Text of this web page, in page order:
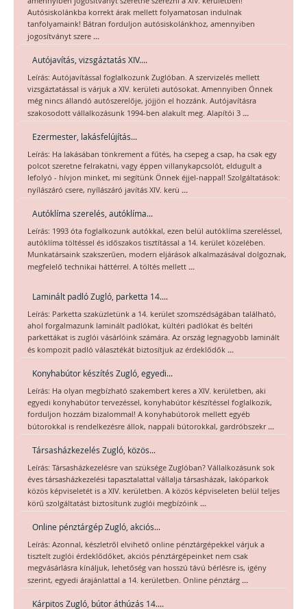
Autósiskolánkba korrekt árak mellett folyamatosan indulnak
tanfolyamaink! Bátran forduljon autósiskolánkhoz, amennyiben
jogosítványt szere ...
Autójavítás, vizsgáztatás XIV....
Leírás: Autójavítással foglalkozunk Zuglóban. A szervizelés mellett
vizsgáztatással is várjuk a XIV. kerületi autósokat. Amennyiben Önnek
még nincs állandó autószerelője, jöjjön el hozzánk. Autójavításra
szakosodott vállalkozásunk 1994-ben alakult meg. Alapítói 3 ...
Ezermester, lakásfelújítás...
Leírás: Ha lakásában tönkrement a fűtés, ha csepeg a csap, ha csak egy
polcot szeretne felrakatni, vagy éppen villanykapcsolót, eldugult a
lefolyó - hívjon minket, mi segítünk Önnek éjjel-nappal! Szolgáltatások:
nyílászáró csere, nyílászáró javítás XIV. kerü ...
Autóklíma szerelés, autóklíma...
Leírás: 1993 óta foglalkozunk autókkal, ezen belül autóklíma szereléssel,
autóklíma töltéssel és időszakos tisztítással a 14. kerület közelében.
Munkatársaink szakszerűen, modern eljárások alkalmazásával dolgoznak,
megfelelő technikai háttérrel. A töltés mellett ...
Laminált padló Zugló, parketta 14....
Leírás: Parketta szaküzletünk a 14. kerület szomszédságában található,
ahol forgalmazunk laminált padlókat, kültéri padlókat és beltéri
parkettákat is zuglói vásárlóink számára. Az ország legnagyobb laminált
és kompozit padló választékát biztosítjuk az érdeklődők ...
Konyhabútor készítés Zugló, egyedi...
Leírás: Ha olyan megbízható szakembert keres a XIV. kerületben, aki
egyedi konyhabútor tervezéssel, konyhabútor készítéssel foglalkozik,
forduljon hozzám bizalommal! A konyhabútorok mellett egyéb
bútorokkal is rendelkezésre állok, nappali bútorokkal, gardróbszekr ...
Társasházkezelés Zugló, közös...
Leírás: Társasházkezelésre van szüksége Zuglóban? Vállalkozásunk sok
éves társasházkezelési tapasztalattal vállalja társasházak, lakóparkok
közös képviseletét is a XIV. kerületben. A közös képviseleten belül teljes
körű szolgáltatást biztosítunk zuglói megbízóink ...
Online pénztárgép Zugló, akciós...
Leírás: Azonnal, készletről elvihető online pénztárgépekkel várjuk a
tisztelt zuglói érdeklődőket, akciós pénztárgépeinket nem csak
megvásárlásra kínáljuk, lehetőség van hosszú távú bérlésre is, igény
szerint, egyedi árajánlattal a 14. kerületben. Online pénztárg ...
Kárpitos Zugló, bútor áthúzás 14....